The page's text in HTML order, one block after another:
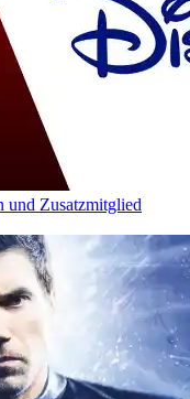
und Zusatzmitglied